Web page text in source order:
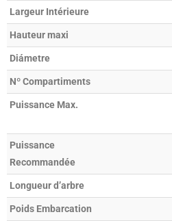
Largeur Intérieure
Hauteur maxi
Diámetre
Nº Compartiments
Puissance Max.
Puissance
Recommandée
Longueur d’arbre
Poids Embarcation